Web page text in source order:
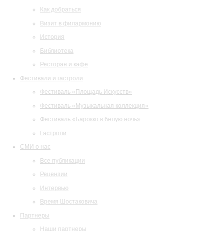
Как добраться
Визит в филармонию
История
Библиотека
Ресторан и кафе
Фестивали и гастроли
Фестиваль «Площадь Искусств»
Фестиваль «Музыкальная коллекция»
Фестиваль «Барокко в белую ночь»
Гастроли
СМИ о нас
Все публикации
Рецензии
Интервью
Время Шостаковича
Партнеры
Наши партнеры